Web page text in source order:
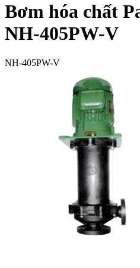
Bơm hóa chất
NH-405PW-V
NH-405PW-V